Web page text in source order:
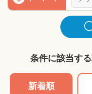
条件に該当す
新着順